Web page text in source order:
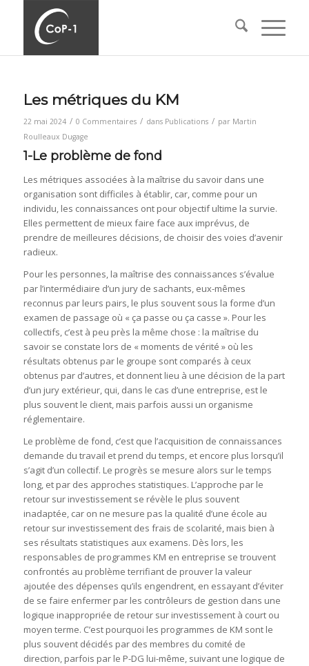
Les métriques du KM
22 mai 2024 / 0 Commentaires / dans Publications / par Martin
Roulleaux Dugage
1-Le problème de fond
Les métriques associées à la maîtrise du savoir dans une
organisation sont difficiles à établir, car, comme pour un
individu, les connaissances ont pour objectif ultime la survie.
Elles permettent de mieux faire face aux imprévus, de
prendre de meilleures décisions, de choisir des voies d’avenir
radieux.
Pour les personnes, la maîtrise des connaissances s’évalue
par l’intermédiaire d’un jury de sachants, eux-mêmes
reconnus par leurs pairs, le plus souvent sous la forme d’un
examen de passage où « ça passe ou ça casse ». Pour les
collectifs, c’est à peu près la même chose : la maîtrise du
savoir se constate lors de « moments de vérité » où les
résultats obtenus par le groupe sont comparés à ceux
obtenus par d’autres, et donnent lieu à une décision de la part
d’un jury extérieur, qui, dans le cas d’une entreprise, est le
plus souvent le client, mais parfois aussi un organisme
réglementaire.
Le problème de fond, c’est que l’acquisition de connaissances
demande du travail et prend du temps, et encore plus lorsqu’il
s’agit d’un collectif. Le progrès se mesure alors sur le temps
long, et par des approches statistiques. L’approche par le
retour sur investissement se révèle le plus souvent
inadaptée, car on ne mesure pas la qualité d’une école au
retour sur investissement des frais de scolarité, mais bien à
ses résultats statistiques aux examens. Dès lors, les
responsables de programmes KM en entreprise se trouvent
confrontés au problème terrifiant de prouver la valeur
ajoutée des dépenses qu’ils engendrent, en essayant d’éviter
de se faire enfermer par les contrôleurs de gestion dans une
logique inappropriée de retour sur investissement à court ou
moyen terme. C’est pourquoi les programmes de KM sont le
plus souvent décidés par des membres du comité de
direction, parfois par le P-DG lui-même, suivant une logique de